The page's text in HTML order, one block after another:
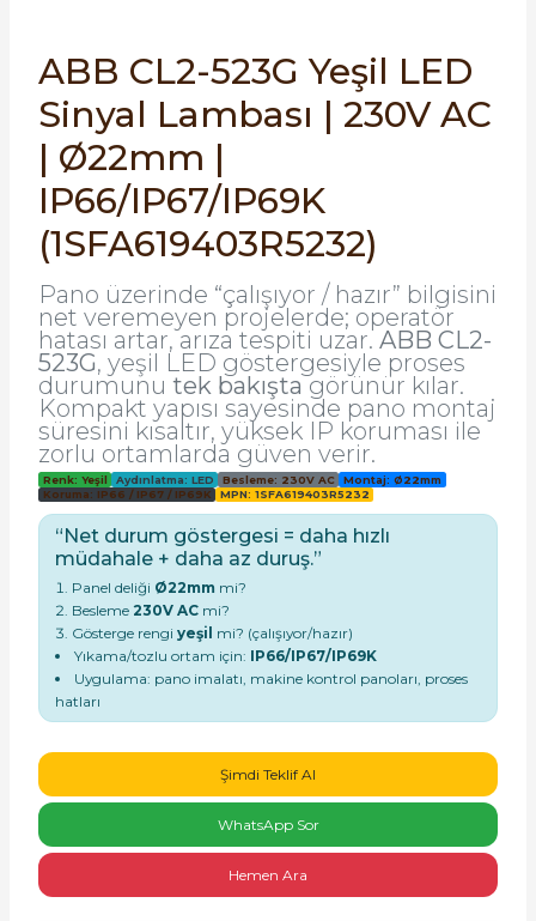
- UPS
Kesiciler
Şalterleri
Yol Vericiler
Pako Şalterler
SIMATIC TIA PORTAL HMI Yazılımları
SIMATIC Yazılım Paketleri
SIMOTION Hareket Kontrol Üniteleri
SIRIUS SAFETY
WinCC Unified Runtime Yazılımları
ABB CL2-523G Yeşil LED
Sinyal Lambası | 230V AC
| Ø22mm |
IP66/IP67/IP69K
(1SFA619403R5232)
Pano üzerinde “çalışıyor / hazır” bilgisini
net veremeyen projelerde; operatör
hatası artar, arıza tespiti uzar. ABB CL2-
523G, yeşil LED göstergesiyle proses
durumunu tek bakıştagörünür kılar.
Kompakt yapısı sayesinde pano montaj
süresini kısaltır, yüksek IP koruması ile
zorlu ortamlarda güven verir.
Renk: Yeşil Aydınlatma: LED Besleme: 230V AC
Montaj: Ø22mm
Koruma: IP66 / IP67 / IP69K
MPN: 1SFA619403R5232
“Net durum göstergesi = daha hızlı
müdahale + daha az duruş.”
Panel deliği Ø22mmmi?
Besleme 230V ACmi?
Gösterge rengi yeşil mi? (çalışıyor/hazır)
Yıkama/tozlu ortam için: IP66/IP67/IP69K
Uygulama: pano imalatı, makine kontrol panoları, proses
hatları
Şimdi Teklif Al
WhatsApp Sor
Hemen Ara